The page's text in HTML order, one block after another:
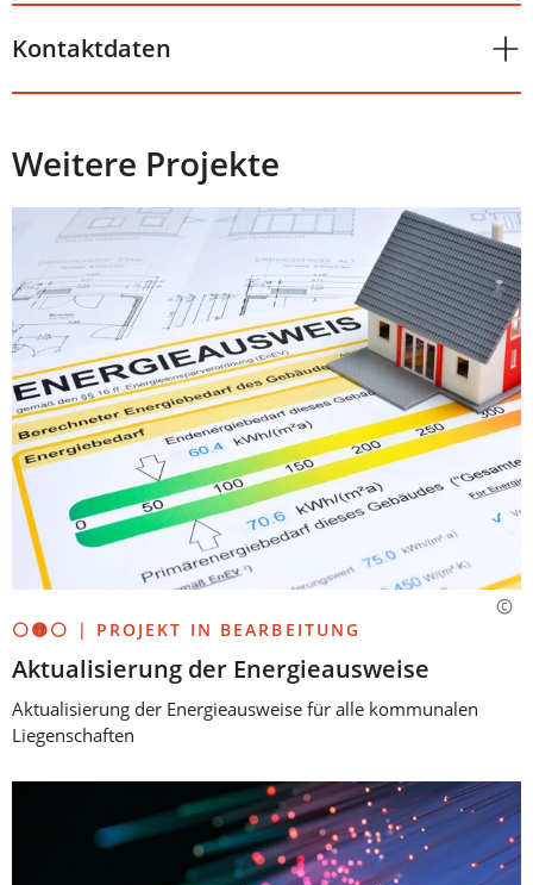
Kontaktdaten
Weitere Projekte
⚪🟡⚪ | PROJEKT IN BEARBEITUNG
Aktualisierung der Energieausweise
Aktualisierung der Energieausweise für alle kommunalen
Liegenschaften